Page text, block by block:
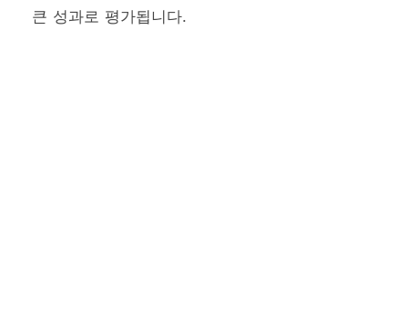
큰 성과로 평가됩니다.